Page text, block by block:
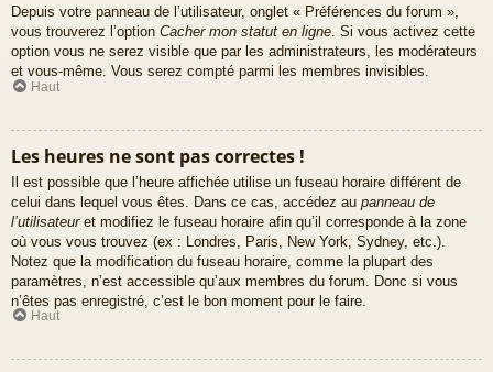
Depuis votre panneau de l’utilisateur, onglet « Préférences du forum »,
vous trouverez l’option Cacher mon statut en ligne. Si vous activez cette
option vous ne serez visible que par les administrateurs, les modérateurs
et vous-même. Vous serez compté parmi les membres invisibles.
Haut
Les heures ne sont pas correctes !
Il est possible que l’heure affichée utilise un fuseau horaire différent de
celui dans lequel vous êtes. Dans ce cas, accédez au panneau de
l’utilisateuret modifiez le fuseau horaire afin qu’il corresponde à la zone
où vous vous trouvez (ex : Londres, Paris, New York, Sydney, etc.).
Notez que la modification du fuseau horaire, comme la plupart des
paramètres, n’est accessible qu’aux membres du forum. Donc si vous
n’êtes pas enregistré, c’est le bon moment pour le faire.
Haut